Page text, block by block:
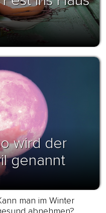
wird der
genannt
man im Winter